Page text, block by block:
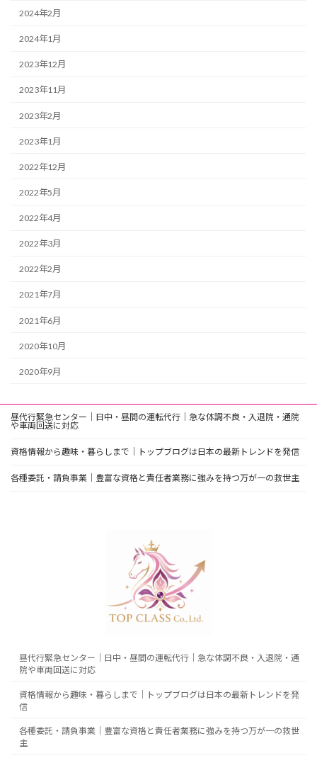
2024年2月
2024年1月
2023年12月
2023年11月
2023年2月
2023年1月
2022年12月
2022年5月
2022年4月
2022年3月
2022年2月
2021年7月
2021年6月
2020年10月
2020年9月
昼代行緊急センター｜日中・昼間の運転代行｜急な体調不良・入退院・通院
や車両回送に対応
資格情報から趣味・暮らしまで｜トップブログは日本の最新トレンドを発信
各種委託・請負事業｜豊富な資格と責任者業務に強みを持つ万が一の救世主
昼代行緊急センター｜日中・昼間の運転代行｜急な体調不良・入退院・通
院や車両回送に対応
資格情報から趣味・暮らしまで｜トップブログは日本の最新トレンドを発
信
各種委託・請負事業｜豊富な資格と責任者業務に強みを持つ万が一の救世
主